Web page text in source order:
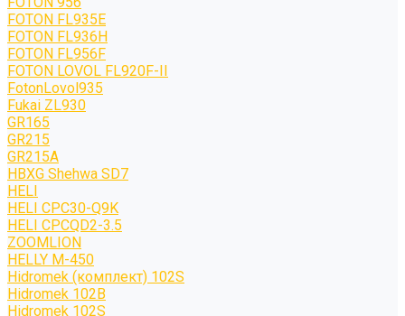
FOTON FL935E
FOTON FL936H
FOTON FL956F
FOTON LOVOL FL920F-II
FotonLovol935
Fukai ZL930
GR165
GR215
GR215A
HBXG Shehwa SD7
HELI
HELI CPC30-Q9K
HELI CPCQD2-3.5
ZOOMLION
HELLY M-450
Hidromek (комплект) 102S
Hidromek 102B
Hidromek 102S